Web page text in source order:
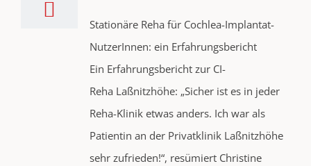
Stationäre Reha für Cochlea-Implantat-
NutzerInnen: ein Erfahrungsbericht
Ein Erfahrungsbericht zur CI-
Reha Laßnitzhöhe: „Sicher ist es in jeder
Reha-Klinik etwas anders. Ich war als
Patientin an der Privatklinik Laßnitzhöhe
sehr zufrieden!“, resümiert Christine